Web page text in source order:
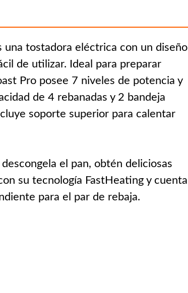
una tostadora eléctrica con un diseño
de utilizar. Ideal para preparar
Pro posee 7 niveles de potencia y
de 4 rebanadas y 2 bandeja
soporte superior para calentar
el pan, obtén deliciosas
su tecnología FastHeating y cuenta
para el par de rebaja.